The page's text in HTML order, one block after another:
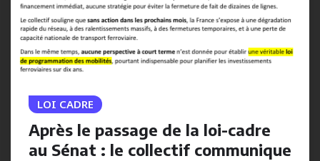
LOI CADRE
Après le passage de la loi-cadre
au Sénat : le collectif communique